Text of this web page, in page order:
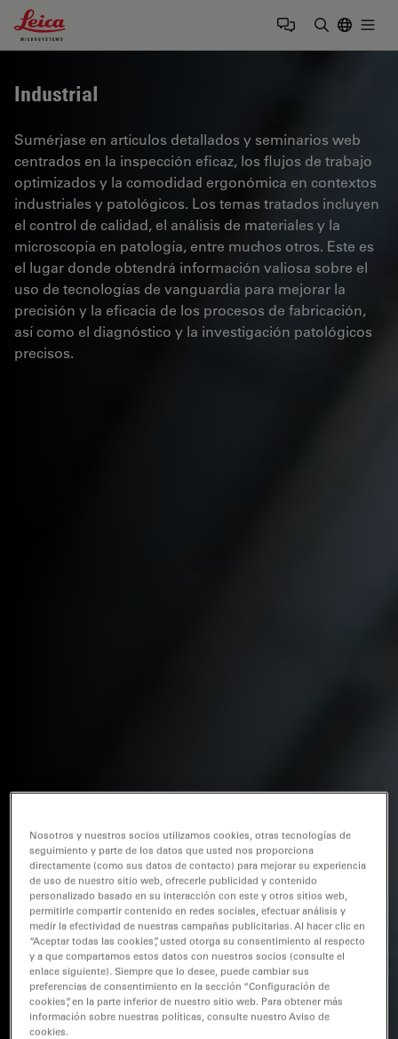
Leica Microsystems Logo
Industrial
Sumérjase en artículos detallados y seminarios web
centrados en la inspección eficaz, los flujos de trabajo
optimizados y la comodidad ergonómica en contextos
industriales y patológicos. Los temas tratados incluyen
el control de calidad, el análisis de materiales y la
microscopía en patología, entre muchos otros. Este es
el lugar donde obtendrá información valiosa sobre el
uso de tecnologías de vanguardia para mejorar la
precisión y la eficacia de los procesos de fabricación,
así como el diagnóstico y la investigación patológicos
precisos.
Nosotros y nuestros socios utilizamos cookies, otras tecnologías de
seguimiento y parte de los datos que usted nos proporciona
directamente (como sus datos de contacto) para mejorar su experiencia
de uso de nuestro sitio web, ofrecerle publicidad y contenido
personalizado basado en su interacción con este y otros sitios web,
permitirle compartir contenido en redes sociales, efectuar análisis y
medir la efectividad de nuestras campañas publicitarias. Al hacer clic en
“Aceptar todas las cookies”, usted otorga su consentimiento al respecto
y a que compartamos estos datos con nuestros socios (consulte el
enlace siguiente). Siempre que lo desee, puede cambiar sus
preferencias de consentimiento en la sección “Configuración de
cookies”, en la parte inferior de nuestro sitio web. Para obtener más
información sobre nuestras políticas, consulte nuestro Aviso de
cookies.